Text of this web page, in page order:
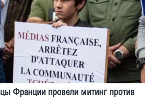
Франции провели митинг против